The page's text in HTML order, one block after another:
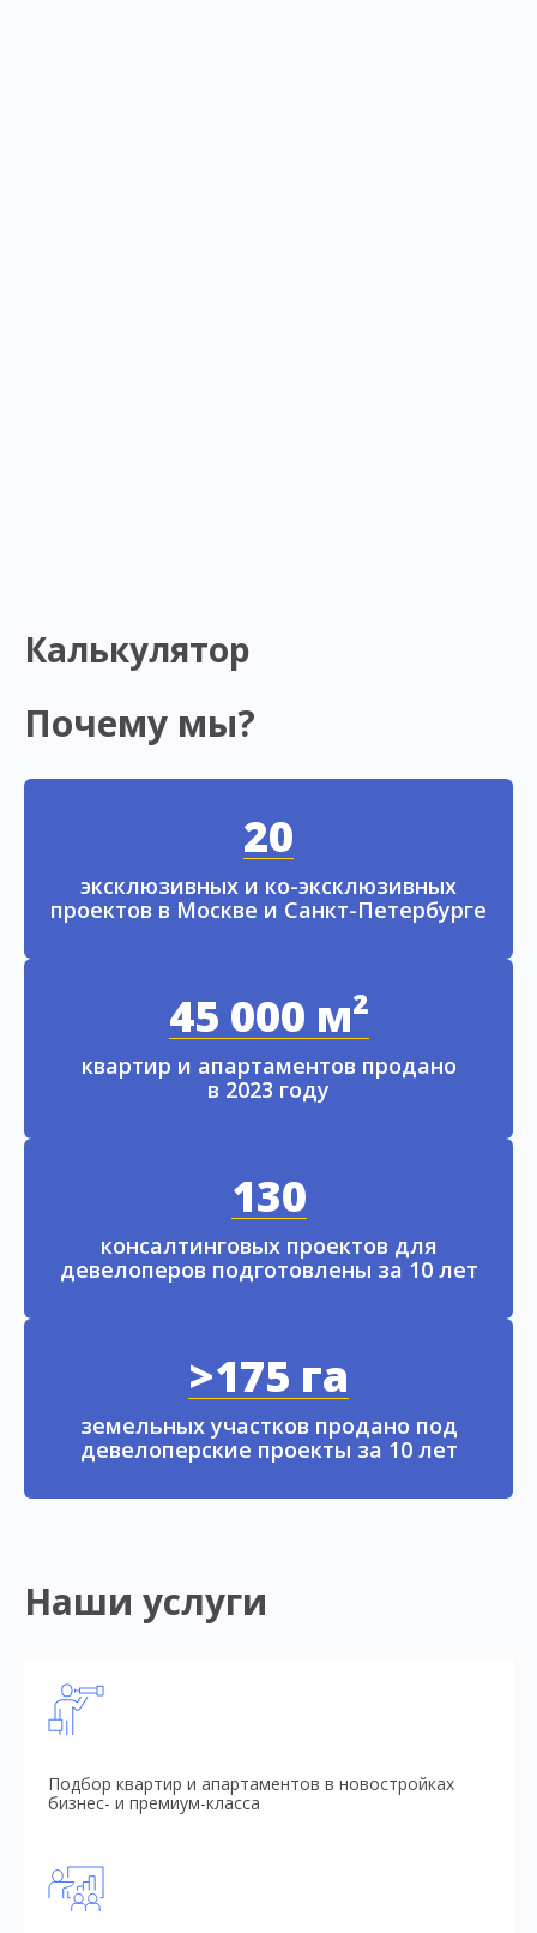
Калькулятор
Почему мы?
20
эксклюзивных и ко-эксклюзивных
проектов в Москве и Санкт-Петербурге
45 000 м²
квартир и апартаментов продано
в 2023 году
130
консалтинговых проектов для
девелоперов подготовлены за 10 лет
>175 га
земельных участков продано под
девелоперские проекты за 10 лет
Наши услуги
Подбор квартир и апартаментов в новостройках
бизнес- и премиум-класса